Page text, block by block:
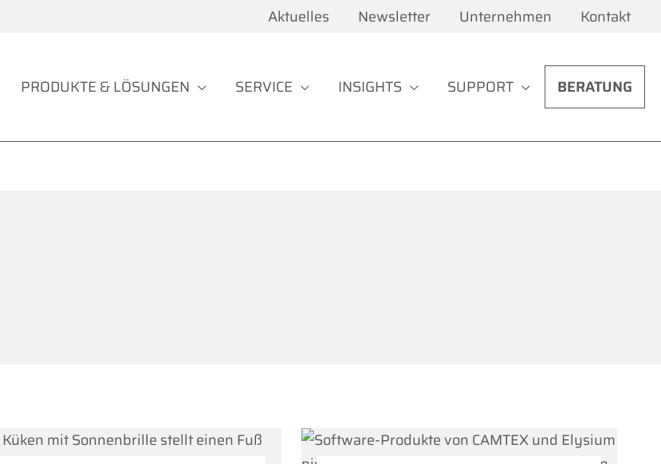
Aktuelles Newsletter Unternehmen Kontakt
PRODUKTE & LÖSUNGEN SERVICE INSIGHTS SUPPORT BERATUNG